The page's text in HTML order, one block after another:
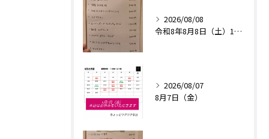
2026/08/08
令和8年8月8日（土）18時〜24時
2026/08/07
8月7日（金）